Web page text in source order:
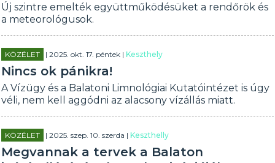
Új szintre emelték együttműködésüket a rendőrök és
a meteorológusok.
KÖZÉLET | 2025. okt. 17. péntek |Keszthely
Nincs ok pánikra!
A Vízügy és a Balatoni Limnológiai Kutatóintézet is úgy
véli, nem kell aggódni az alacsony vízállás miatt.
KÖZÉLET | 2025. szep. 10. szerda |Keszthelly
Megvannak a tervek a Balaton